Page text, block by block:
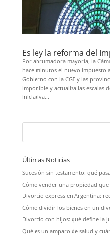
Es ley la reforma del
Por abrumadora mayoría, la
hace minutos el nuevo impuesto
Gobierno con la CGT y las
imponible y actualiza las escalas
iniciativa...
Últimas Noticias
Sucesión sin testamento: qué
Cómo vender una propiedad que
Divorcio express en Argentina:
Cómo dividir los bienes en un
Divorcio con hijos: qué define la
Qué es un amparo de salud y